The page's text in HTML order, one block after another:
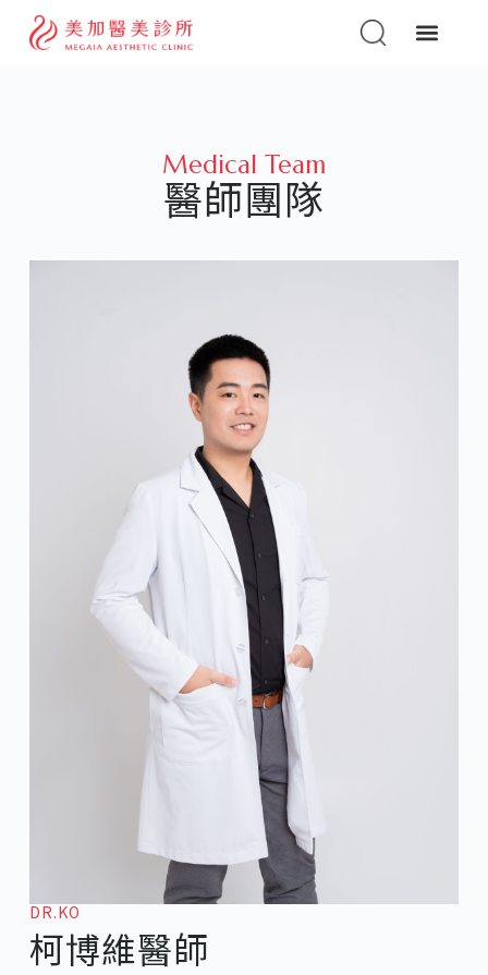
Medical Team
醫師團隊
DR.KO
柯博維醫師